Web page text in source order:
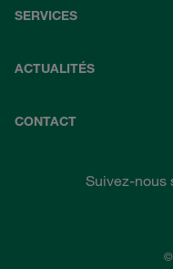
SERVICES
ACTUALITÉS
CONTACT
Suivez-nous
©